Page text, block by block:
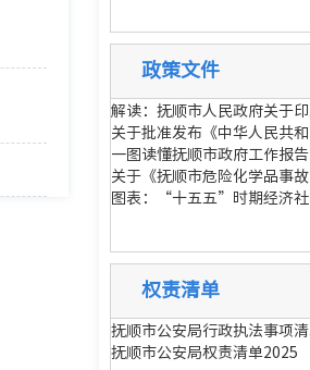
政策文件
解读：抚顺市人民政府关于
关于批准发布《中华人民共
一图读懂抚顺市政府工作报告
关于《抚顺市危险化学品事
图表：“十五五”时期经济
权责清单
抚顺市公安局行政执法事项
抚顺市公安局权责清单2025